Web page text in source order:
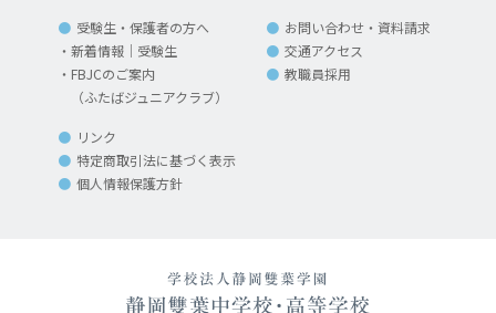
受験生・保護者の方へ
新着情報｜受験生
FBJCのご案内
（ふたばジュニアクラブ）
お問い合わせ・資料請求
交通アクセス
教職員採用
リンク
特定商取引法に基づく表示
個人情報保護方針